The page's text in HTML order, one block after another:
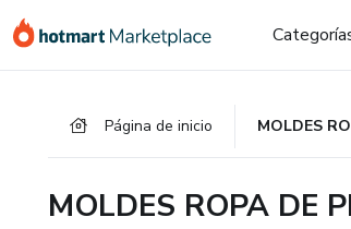
Página de inicio
MOLDES ROPA DE